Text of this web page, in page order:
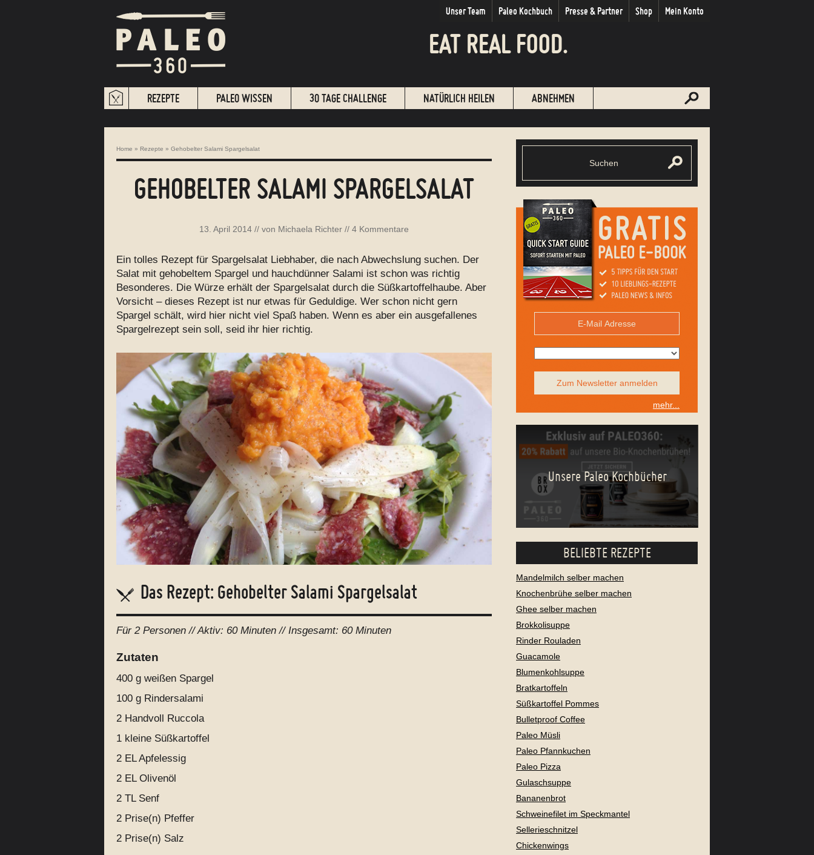
EAT REAL FOOD.
Unser Team Paleo Kochbuch Presse & Partner Shop Mein Konto
REZEPTE PALEO WISSEN 30 TAGE CHALLENGE NATÜRLICH HEILEN ABNEHMEN
Home » Rezepte » Gehobelter Salami Spargelsalat
GEHOBELTER SALAMI SPARGELSALAT
13. April 2014 // von Michaela Richter // 4 Kommentare
Ein tolles Rezept für Spargelsalat Liebhaber, die nach Abwechslung suchen. Der
Salat mit gehobeltem Spargel und hauchdünner Salami ist schon was richtig
Besonderes. Die Würze erhält der Spargelsalat durch die Süßkartoffelhaube. Aber
Vorsicht – dieses Rezept ist nur etwas für Geduldige. Wer schon nicht gern
Spargel schält, wird hier nicht viel Spaß haben. Wenn es aber ein ausgefallenes
Spargelrezept sein soll, seid ihr hier richtig.
Das Rezept: Gehobelter Salami Spargelsalat
Für 2 Personen // Aktiv: 60 Minuten //Insgesamt: 60 Minuten
Zutaten
400 g weißen Spargel
100 g Rindersalami
2 Handvoll Ruccola
1 kleine Süßkartoffel
2 EL Apfelessig
2 EL Olivenöl
2 TL Senf
2 Prise(n) Pfeffer
2 Prise(n) Salz
Zum Newsletter anmelden
mehr...
Unsere Paleo Kochbücher
BELIEBTE REZEPTE
Mandelmilch selber machen
Knochenbrühe selber machen
Ghee selber machen
Brokkolisuppe
Rinder Rouladen
Guacamole
Blumenkohlsuppe
Bratkartoffeln
Süßkartoffel Pommes
Bulletproof Coffee
Paleo Müsli
Paleo Pfannkuchen
Paleo Pizza
Gulaschsuppe
Bananenbrot
Schweinefilet im Speckmantel
Sellerieschnitzel
Chickenwings